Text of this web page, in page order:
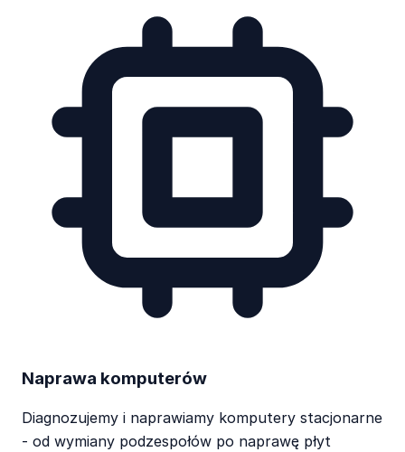
Naprawa komputerów
Diagnozujemy i naprawiamy komputery stacjonarne
- od wymiany podzespołów po naprawę płyt